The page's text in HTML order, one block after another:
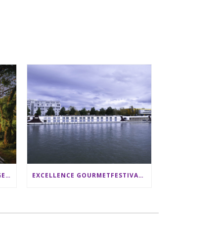
SRI LANKA RUNDREISE: 12 TAGE ZWISCHEN ELEFANTEN, TEEPLANTAGEN & STRAND ALS FAMILIE EXCELLENCE GOURMETFESTIVAL ´25: ZWEI STERNEKÖCHE ANTONIO GUIDA & DARIO MORESCO VERWÖHNEN IHRE GÄSTE AUF EINER LUXERIÖSEN SCHIFFSREISE